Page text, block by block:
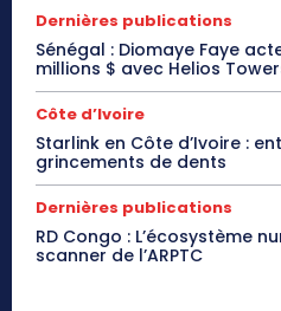
Dernières publications
Sénégal : Diomaye Faye
millions $ avec Helios
Côte d’Ivoire
Starlink en Côte d’Ivoire :
grincements de dents
Dernières publications
RD Congo : L’écosystème
scanner de l’ARPTC